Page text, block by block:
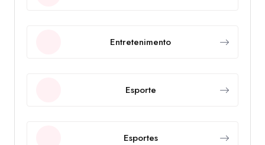
Entretenimento
Esporte
Esportes